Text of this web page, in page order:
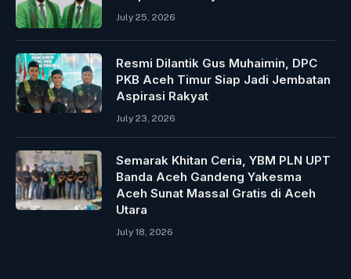
July 25, 2026
Resmi Dilantik Gus Muhaimin, DPC
PKB Aceh Timur Siap Jadi Jembatan
Aspirasi Rakyat
July 23, 2026
Semarak Khitan Ceria, YBM PLN UPT
Banda Aceh Gandeng Yakesma
Aceh Sunat Massal Gratis di Aceh
Utara
July 18, 2026